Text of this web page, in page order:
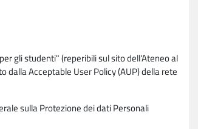
gli studenti" (reperibili sul sito dell'Ateneo al
dalla Acceptable User Policy (AUP) della rete
sulla Protezione dei dati Personali